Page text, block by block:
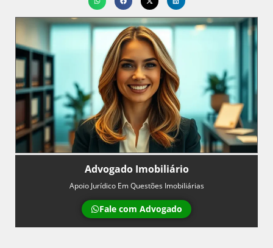
Advogado Imobiliário
Apoio Jurídico Em Questões Imobiliárias
Fale com Advogado